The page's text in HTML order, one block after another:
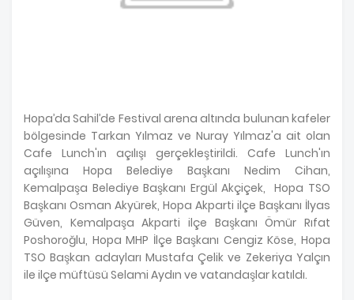
Hopa’da Sahil’de Festival arena altında bulunan kafeler
bölgesinde Tarkan Yılmaz ve Nuray Yılmaz'a ait olan
Cafe Lunch'ın açılışı gerçekleştirildi. Cafe Lunch'ın
açılışına Hopa Belediye Başkanı Nedim Cihan,
Kemalpaşa Belediye Başkanı Ergül Akçiçek, Hopa TSO
Başkanı Osman Akyürek, Hopa Akparti ilçe Başkanı İlyas
Güven, Kemalpaşa Akparti ilçe Başkanı Ömür Rıfat
Poshoroğlu, Hopa MHP İlçe Başkanı Cengiz Köse, Hopa
TSO Başkan adayları Mustafa Çelik ve Zekeriya Yalçın
ile ilçe müftüsü Selami Aydın ve vatandaşlar katıldı.